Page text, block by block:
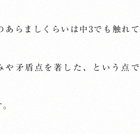
あらましくらいは中3でも触れて
や矛盾点を著した、という点で